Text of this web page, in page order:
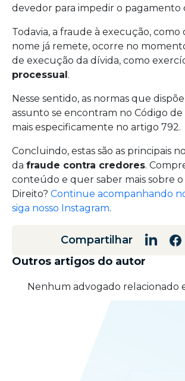
devedor para impedir o pagamento
Todavia, a fraude à execução, como
nome já remete, ocorre no
de execução da dívida, como
processual.
Nesse sentido, as normas que
assunto se encontram no Código de
mais especificamente no artigo 792.
Concluindo, estas são as principais
da fraude contra credores.
conteúdo e quer saber mais sobre
Direito? Continue acompanhando
siga nosso Instagram.
Compartilhar
Outros artigos do autor
Nenhum advogado relacionado